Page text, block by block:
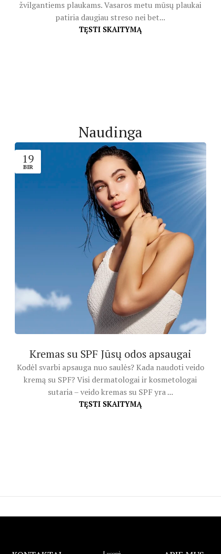
žvilgantiems plaukams. Vasaros metu mūsų plaukai
patiria daugiau streso nei bet...
TĘSTI SKAITYMĄ
Naudinga
19
BIR
Kremas su SPF Jūsų odos apsaugai
Kodėl svarbi apsauga nuo saulės? Kada naudoti veido
kremą su SPF? Visi dermatologai ir kosmetologai
sutaria – veido kremas su SPF yra ...
TĘSTI SKAITYMĄ